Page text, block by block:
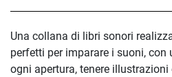
Una collana di libri sonori
perfetti per imparare i suoni, con
ogni apertura, tenere